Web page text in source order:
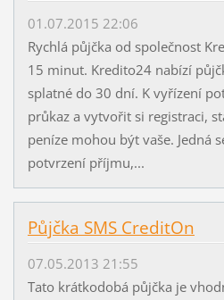
01.07.2015 22:06
Rychlá půjčka od společnost
15 minut. Kredito24 nabízí
splatné do 30 dní. K vyřízení
průkaz a vytvořit si registraci,
peníze mohou být vaše. Jedná
potvrzení příjmu,...
Půjčka SMS CreditOn
07.05.2013 21:55
Tato krátkodobá půjčka je